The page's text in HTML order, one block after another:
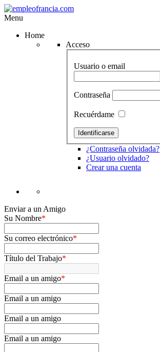
Menu
Home
Acceso
Usuario o email
Contraseña
Recuérdame
¿Contraseña olvidada?
¿Usuario olvidado?
Crear una cuenta
Enviar a un Amigo
Su Nombre*
Su correo electrónico*
Título del Trabajo*
Email a un amigo*
Email a un amigo
Email a un amigo
Email a un amigo